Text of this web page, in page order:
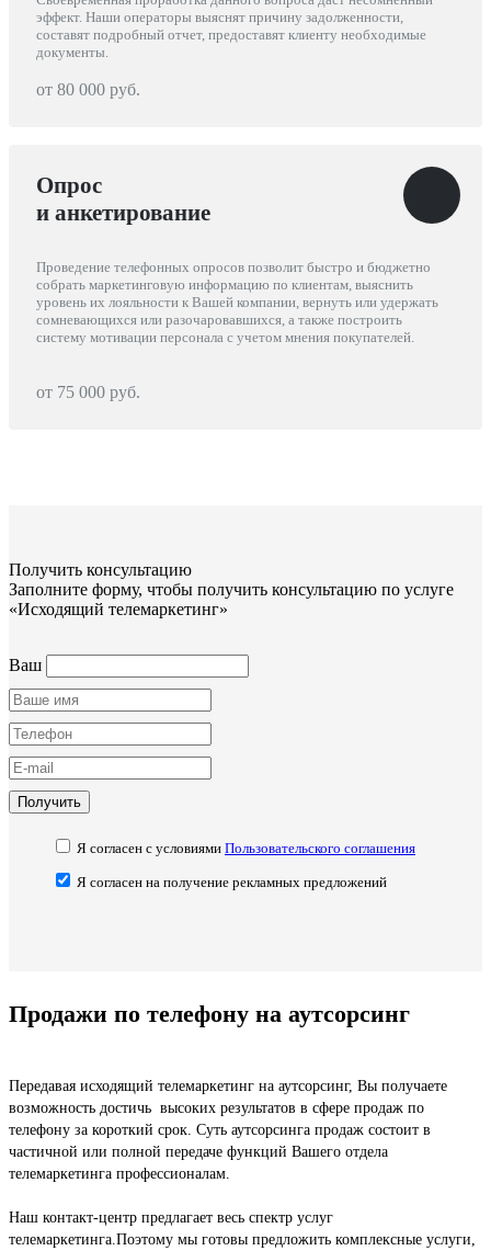
эффект. Наши операторы выяснят причину задолженности,
составят подробный отчет, предоставят клиенту необходимые
документы.
от 80 000 руб.
Опрос
и анкетирование
Проведение телефонных опросов позволит быстро и бюджетно
собрать маркетинговую информацию по клиентам, выяснить
уровень их лояльности к Вашей компании, вернуть или удержать
сомневающихся или разочаровавшихся, а также построить
систему мотивации персонала с учетом мнения покупателей.
от 75 000 руб.
Получить консультацию
Заполните форму, чтобы получить консультацию по услуге
«Исходящий телемаркетинг»
Ваш
Получить
Я согласен с условиями Пользовательского соглашения
Я согласен на получение рекламных предложений
Продажи по телефону на аутсорсинг
Передавая исходящий телемаркетинг на аутсорсинг, Вы получаете
возможность достичь высоких результатов в сфере продаж по
телефону за короткий срок. Суть аутсорсинга продаж состоит в
частичной или полной передаче функций Вашего отдела
телемаркетинга профессионалам.
Наш контакт-центр предлагает весь спектр услуг
телемаркетинга.Поэтому мы готовы предложить комплексные услуги,